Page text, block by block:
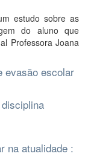
estudo sobre as
do aluno que
Professora Joana
evasão escolar
na atualidade :